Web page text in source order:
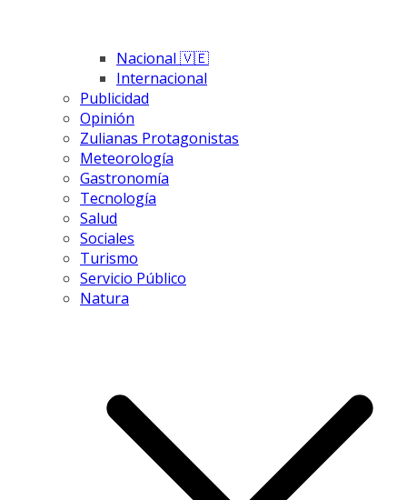
Nacional 🇻🇪
Internacional
Publicidad
Opinión
Zulianas Protagonistas
Meteorología
Gastronomía
Tecnología
Salud
Sociales
Turismo
Servicio Público
Natura